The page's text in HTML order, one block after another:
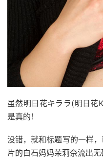
虽然明日花キララ(明日花
是真的！
没错，就和标题写的一样
片的白石妈妈茉莉奈流出无